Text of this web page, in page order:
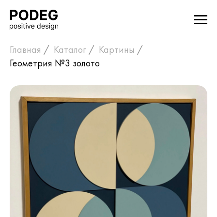
Главная / Каталог / Картины /
Геометрия №3 золото